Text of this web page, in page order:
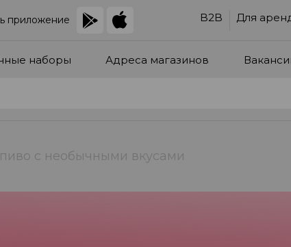
приложение B2B Для
наборы Адреса магазинов
с необычными вкусами